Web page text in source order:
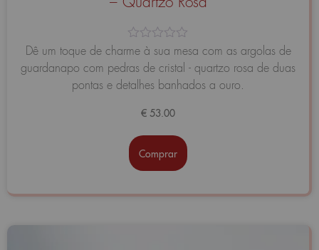
Avaliação
de
5
Dê um toque de charme à sua mesa com as argolas de
guardanapo com pedras de cristal - quartzo rosa de duas
pontas e detalhes banhados a ouro.
€ 53.00
Comprar